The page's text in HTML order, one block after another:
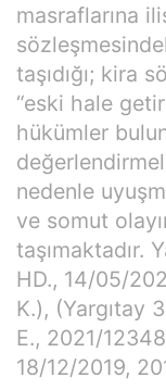
masraflarına
taşıdığı; kira
“eski hale
hükümler
nedenle
ve somut
taşımaktadır.
HD., 14/05/
K.), (Yargıtay
E., 2021/
18/12/2019,